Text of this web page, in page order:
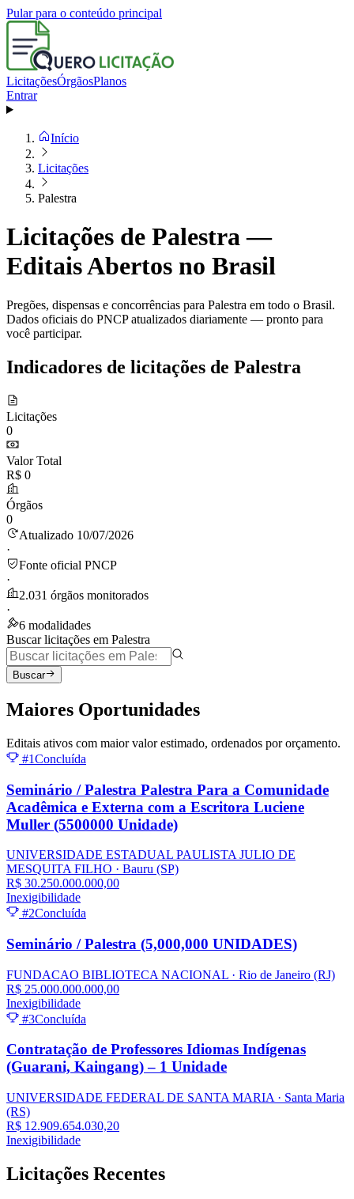
Pular para o conteúdo principal
LicitaçõesÓrgãosPlanos
Entrar
Início
Licitações
Palestra
Licitações de Palestra —
Editais Abertos no Brasil
Pregões, dispensas e concorrências para Palestra em todo o Brasil.
Dados oficiais do PNCP atualizados diariamente — pronto para
você participar.
Indicadores de licitações de Palestra
Licitações
0
Valor Total
R$ 0
Órgãos
0
Atualizado 10/07/2026
·
Fonte oficial PNCP
·
2.031 órgãos monitorados
·
6 modalidades
Buscar licitações em Palestra
Buscar
Maiores Oportunidades
Editais ativos com maior valor estimado, ordenados por orçamento.
#1Concluída
Seminário / Palestra Palestra Para a Comunidade
Acadêmica e Externa com a Escritora Luciene
Muller (5500000 Unidade)
UNIVERSIDADE ESTADUAL PAULISTA JULIO DE
MESQUITA FILHO · Bauru (SP)
R$ 30.250.000.000,00
Inexigibilidade
#2Concluída
Seminário / Palestra (5,000,000 UNIDADES)
FUNDACAO BIBLIOTECA NACIONAL · Rio de Janeiro (RJ)
R$ 25.000.000.000,00
Inexigibilidade
#3Concluída
Contratação de Professores Idiomas Indígenas
(Guarani, Kaingang) – 1 Unidade
UNIVERSIDADE FEDERAL DE SANTA MARIA · Santa Maria
(RS)
R$ 12.909.654.030,20
Inexigibilidade
Licitações Recentes